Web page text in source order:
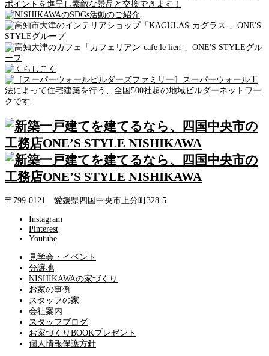
〒799-0121 愛媛県四国中央市上分町328-5
Instagram
Pinterest
Youtube
見学会・イベント
分譲地
NISHIKAWAの家づくり
お家の事例
スタッフの家
会社案内
スタッフブログ
お家づくりBOOKプレゼント
個人情報保護方針